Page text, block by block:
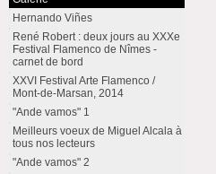
Hernando Viñes
René Robert : deux jours au XXXe
Festival Flamenco de Nîmes -
carnet de bord
XXVI Festival Arte Flamenco /
Mont-de-Marsan, 2014
"Ande vamos" 1
Meilleurs voeux de Miguel Alcala à
tous nos lecteurs
"Ande vamos" 2